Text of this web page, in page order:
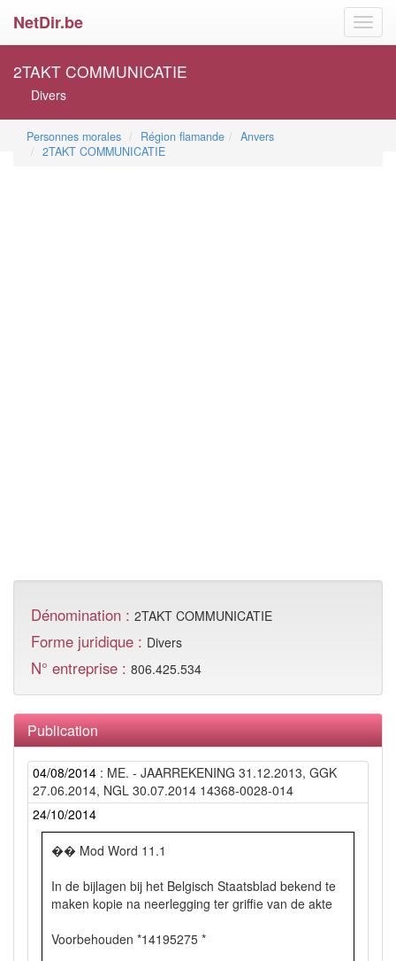
NetDir.be
2TAKT COMMUNICATIE
Divers
Personnes morales Région flamande
Anvers
2TAKT COMMUNICATIE
Dénomination : 2TAKT COMMUNICATIE
Forme juridique : Divers
N° entreprise : 806.425.534
Publication
04/08/2014 : ME. - JAARREKENING 31.12.2013, GGK
27.06.2014, NGL 30.07.2014 14368-0028-014
24/10/2014
�� Mod Word 11.1
In de bijlagen bij het Belgisch Staatsblad bekend te
maken kopie na neerlegging ter griffie van de akte
Voorbehouden *14195275 *